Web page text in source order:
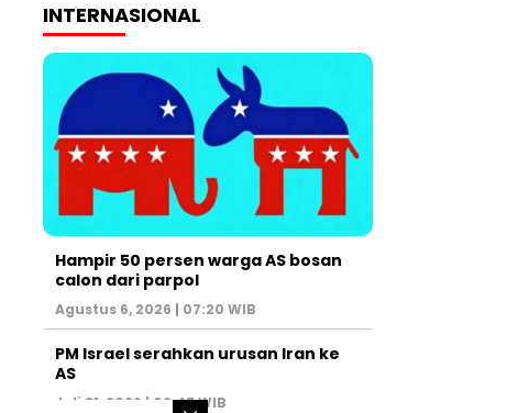
INTERNASIONAL
Hampir 50 persen warga AS bosan
calon dari parpol
Agustus 6, 2026 | 07:20 WIB
PM Israel serahkan urusan Iran ke
AS
Juli 31, 2026 | 02:47 WIB